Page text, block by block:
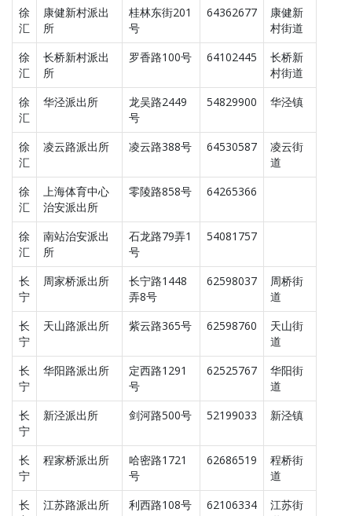
徐
汇
康健新村派出
所
桂林东街201
号
64362677
康健新
村街道
徐
汇
长桥新村派出
所
罗香路100号 64102445
长桥新
村街道
徐
汇
华泾派出所
龙吴路2449
号
54829900 华泾镇
徐
汇
凌云路派出所 凌云路388号 64530587
凌云街
道
徐
汇
上海体育中心
治安派出所
零陵路858号 64265366
徐
汇
南站治安派出
所
石龙路79弄1
号
54081757
长
宁
周家桥派出所
长宁路1448
弄8号
62598037
周桥街
道
长
宁
天山路派出所 紫云路365号 62598760
天山街
道
长
宁
华阳路派出所
定西路1291
号
62525767
华阳街
道
长
宁
新泾派出所 剑河路500号 52199033 新泾镇
长
宁
程家桥派出所
哈密路1721
号
62686519
程桥街
道
长
江苏路派出所 利西路108号 62106334
江苏街